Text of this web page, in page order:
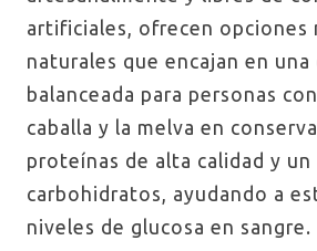
artificiales, ofrecen opciones
naturales que encajan en una
balanceada para personas
caballa y la melva en
proteínas de alta calidad y un
carbohidratos, ayudando a
niveles de glucosa en sangre.